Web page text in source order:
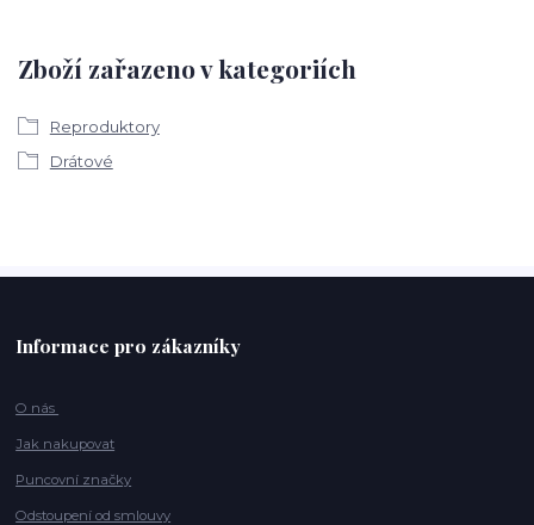
Zboží zařazeno v kategoriích
Reproduktory
Drátové
Informace pro zákazníky
O nás
Jak nakupovat
Puncovní značky
Odstoupení od smlouvy